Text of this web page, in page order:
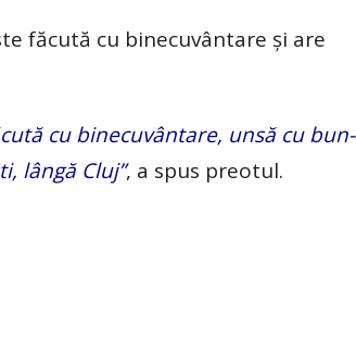
făcută cu binecuvântare și are
cu binecuvântare, unsă cu bun-
lângă Cluj”, a spus preotul.